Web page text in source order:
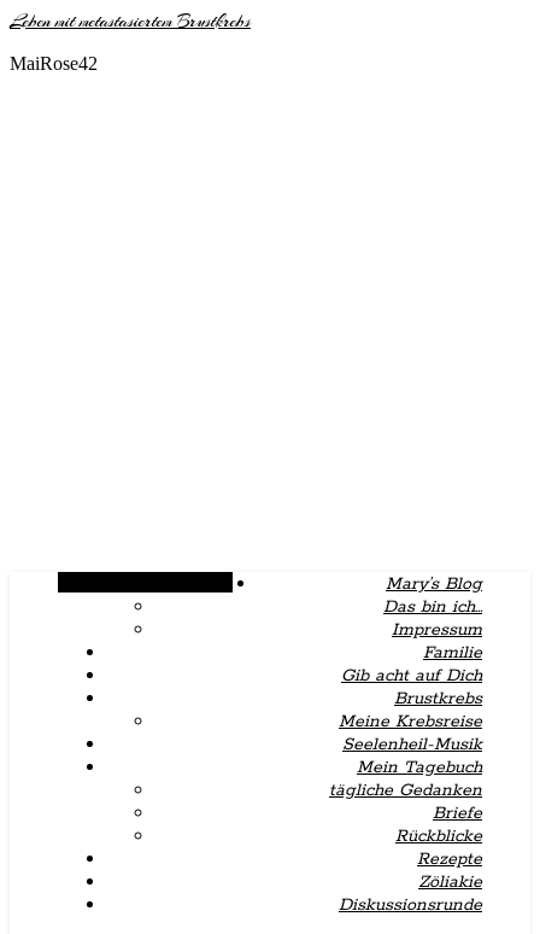
Leben mit metastasiertem Brustkrebs
MaiRose42
Mary’s Blog
Das bin ich…
Impressum
Familie
Gib acht auf Dich
Brustkrebs
Meine Krebsreise
Seelenheil-Musik
Mein Tagebuch
tägliche Gedanken
Briefe
Rückblicke
Rezepte
Zöliakie
Diskussionsrunde